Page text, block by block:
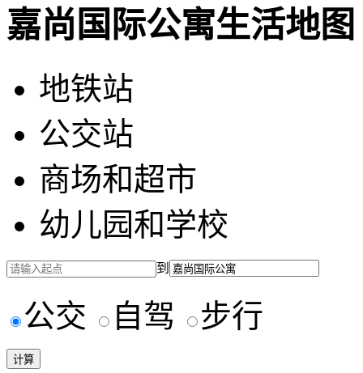
嘉尚国际公寓生活地图
地铁站
公交站
商场和超市
幼儿园和学校
到
公交 自驾 步行